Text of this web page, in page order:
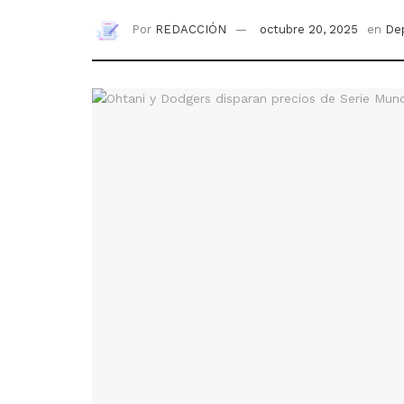
Por REDACCIÓN octubre 20, 2025 en